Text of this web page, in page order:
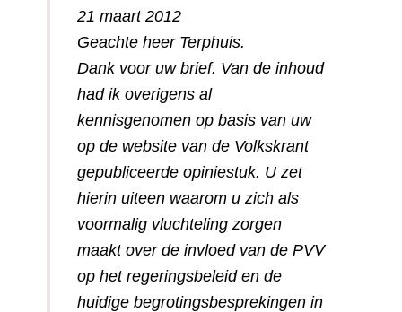
21 maart 2012
Geachte heer Terphuis.
Dank voor uw brief. Van de inhoud
had ik overigens al
kennisgenomen op basis van uw
op de website van de Volkskrant
gepubliceerde opiniestuk. U zet
hierin uiteen waarom u zich als
voormalig vluchteling zorgen
maakt over de invloed van de PVV
op het regeringsbeleid en de
huidige begrotingsbesprekingen in